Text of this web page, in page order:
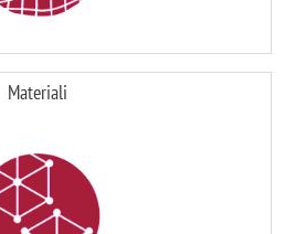
Materiali